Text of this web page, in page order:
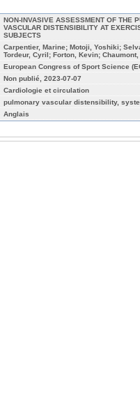
NON-INVASIVE ASSESSMENT OF THE
VASCULAR DISTENSIBILITY AT
SUBJECTS
Carpentier, Marine; Motoji, Yoshiki;
Tordeur, Cyril; Forton, Kevin;
European Congress of Sport Science
Non publié, 2023-07-07
Cardiologie et circulation
pulmonary vascular distensibility,
Anglais